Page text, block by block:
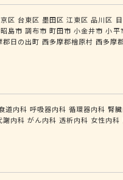
区 台東区 墨田区 江東区 品川区
昭島市 調布市 町田市 小金井市 小平
郡日の出町 西多摩郡檜原村 西多摩
道内科 呼吸器内科 循環器内科 腎
謝内科 がん内科 透析内科 女性内科